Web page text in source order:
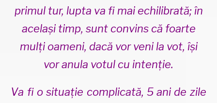
primul tur, lupta va fi mai echilibrată; în
același timp, sunt convins că foarte
mulți oameni, dacă vor veni la vot, își
vor anula votul cu intenție.
Va fi o situație complicată, 5 ani de zile